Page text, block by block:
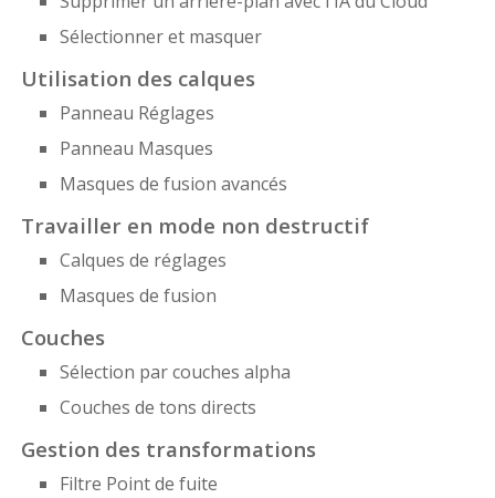
Sélectionner et masquer
Utilisation des calques
Panneau Réglages
Panneau Masques
Masques de fusion avancés
Travailler en mode non destructif
Calques de réglages
Masques de fusion
Couches
Sélection par couches alpha
Couches de tons directs
Gestion des transformations
Filtre Point de fuite